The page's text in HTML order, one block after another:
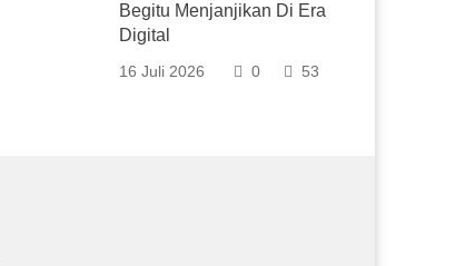
Begitu Menjanjikan Di Era
Digital
16 Juli 2026 0 53